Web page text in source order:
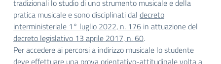
tradizionali lo studio di uno strumento musicale e della
pratica musicale e sono disciplinati dal decreto
interministeriale 1° luglio 2022, n. 176 in attuazione del
decreto legislativo 13 aprile 2017, n. 60.
Per accedere ai percorsi a indirizzo musicale lo studente
deve effettuare una prova orientativo-attitudinale volta a